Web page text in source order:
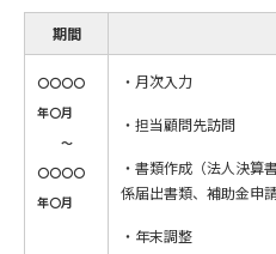
期間
〇〇〇〇
年〇月
～
〇〇〇〇
年〇月
・月次入力
・担当顧問先訪問
・書類作成（法人決算
係届出書類、補助金申請
・年末調整